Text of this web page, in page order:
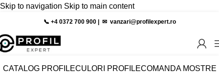
Skip to navigation Skip to main content
📞 +4 0372 700 900| ✉︎ vanzari@profilexpert.ro
CATALOG PROFILECULORI PROFILECOMANDA MOSTRE